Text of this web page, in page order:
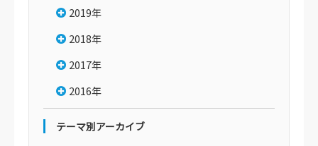
2019年
2018年
2017年
2016年
テーマ別アーカイブ